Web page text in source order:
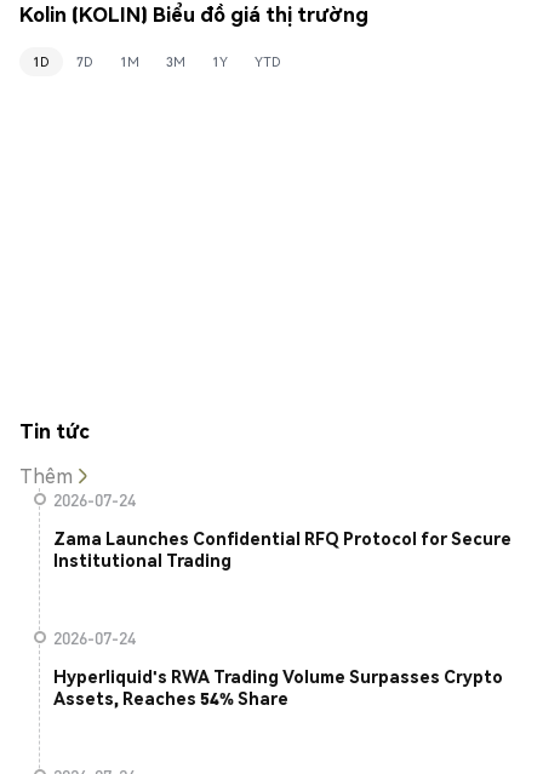
Kolin (KOLIN) Biểu đồ giá thị trường
1D 7D 1M 3M 1Y YTD
Tin tức
Thêm
2026-07-24
Zama Launches Confidential RFQ Protocol for Secure
Institutional Trading
2026-07-24
Hyperliquid's RWA Trading Volume Surpasses Crypto
Assets, Reaches 54% Share